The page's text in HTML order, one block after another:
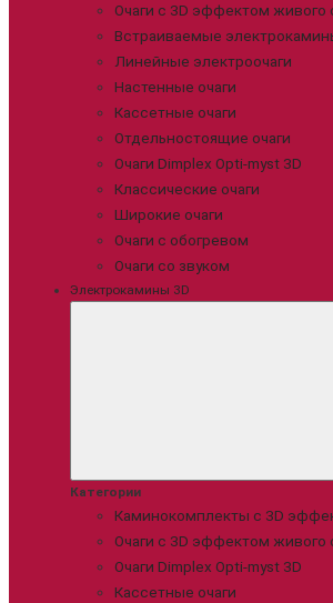
Очаги с 3D эффектом живого
Встраиваемые
Линейные электроочаги
Настенные очаги
Кассетные очаги
Отдельностоящие очаги
Очаги Dimplex Opti-myst 3D
Классические очаги
Широкие очаги
Очаги с обогревом
Очаги со звуком
Электрокамины 3D
Категории
Каминокомплекты с 3D
Очаги с 3D эффектом живого
Очаги Dimplex Opti-myst 3D
Кассетные очаги